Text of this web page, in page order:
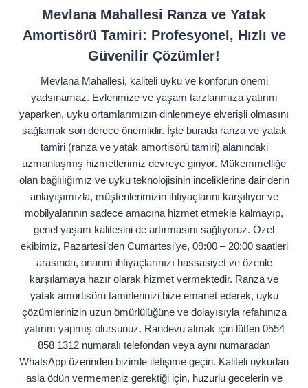
Mevlana Mahallesi Ranza ve Yatak
Amortisörü Tamiri: Profesyonel, Hızlı ve
Güvenilir Çözümler!
Mevlana Mahallesi, kaliteli uyku ve konforun önemi
yadsınamaz. Evlerimize ve yaşam tarzlarımıza yatırım
yaparken, uyku ortamlarımızın dinlenmeye elverişli olmasını
sağlamak son derece önemlidir. İşte burada ranza ve yatak
tamiri (ranza ve yatak amortisörü tamiri) alanındaki
uzmanlaşmış hizmetlerimiz devreye giriyor. Mükemmelliğe
olan bağlılığımız ve uyku teknolojisinin inceliklerine dair derin
anlayışımızla, müşterilerimizin ihtiyaçlarını karşılıyor ve
mobilyalarının sadece amacına hizmet etmekle kalmayıp,
genel yaşam kalitesini de artırmasını sağlıyoruz. Özel
ekibimiz, Pazartesi’den Cumartesi’ye, 09:00 – 20:00 saatleri
arasında, onarım ihtiyaçlarınızı hassasiyet ve özenle
karşılamaya hazır olarak hizmet vermektedir. Ranza ve
yatak amortisörü tamirlerinizi bize emanet ederek, uyku
çözümlerinizin uzun ömürlülüğüne ve dolayısıyla refahınıza
yatırım yapmış olursunuz. Randevu almak için lütfen 0554
858 1312 numaralı telefondan veya aynı numaradan
WhatsApp üzerinden bizimle iletişime geçin. Kaliteli uykudan
asla ödün vermemeniz gerektiği için, huzurlu gecelerin ve